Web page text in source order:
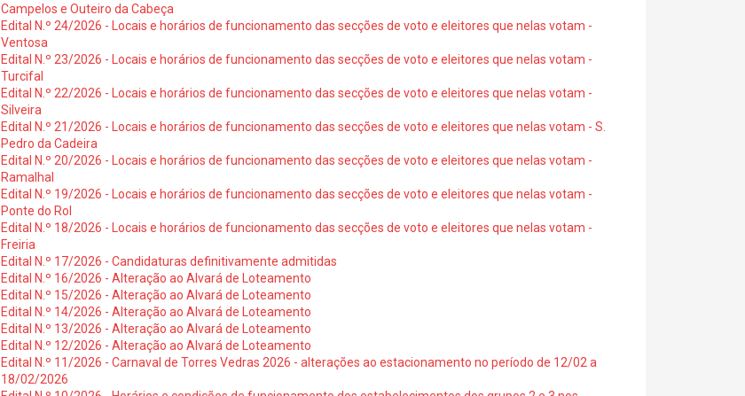
Campelos e Outeiro da Cabeça
Edital N.º 24/2026 - Locais e horários de funcionamento das secções de voto e eleitores que nelas votam -
Ventosa
Edital N.º 23/2026 - Locais e horários de funcionamento das secções de voto e eleitores que nelas votam -
Turcifal
Edital N.º 22/2026 - Locais e horários de funcionamento das secções de voto e eleitores que nelas votam -
Silveira
Edital N.º 21/2026 - Locais e horários de funcionamento das secções de voto e eleitores que nelas votam - S.
Pedro da Cadeira
Edital N.º 20/2026 - Locais e horários de funcionamento das secções de voto e eleitores que nelas votam -
Ramalhal
Edital N.º 19/2026 - Locais e horários de funcionamento das secções de voto e eleitores que nelas votam -
Ponte do Rol
Edital N.º 18/2026 - Locais e horários de funcionamento das secções de voto e eleitores que nelas votam -
Freiria
Edital N.º 17/2026 - Candidaturas definitivamente admitidas
Edital N.º 16/2026 - Alteração ao Alvará de Loteamento
Edital N.º 15/2026 - Alteração ao Alvará de Loteamento
Edital N.º 14/2026 - Alteração ao Alvará de Loteamento
Edital N.º 13/2026 - Alteração ao Alvará de Loteamento
Edital N.º 12/2026 - Alteração ao Alvará de Loteamento
Edital N.º 11/2026 - Carnaval de Torres Vedras 2026 - alterações ao estacionamento no período de 12/02 a
18/02/2026